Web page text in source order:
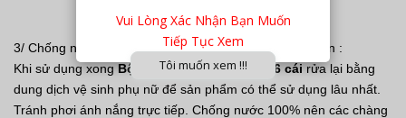
3/ Chống nước 100% nên việc vệ sinh vô cùng đơn giản :
Khi sử dụng xongBộ bao cao su đôn khúc 6 cáirửa lại bằng
dung dịch vệ sinh phụ nữ để sản phẩm có thể sử dụng lâu nhất.
Tránh phơi ánh nắng trực tiếp. Chống nước 100% nên các chàng
Vui Lòng Xác Nhận Bạn Muốn
Tiếp Tục Xem
Tôi muốn xem !!!